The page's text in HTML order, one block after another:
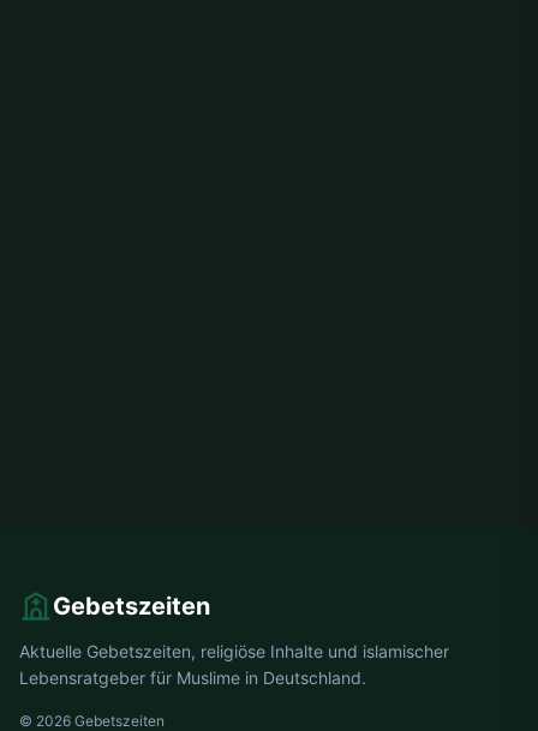
Gebetszeiten
Aktuelle Gebetszeiten, religiöse Inhalte und islamischer
Lebensratgeber für Muslime in Deutschland.
© 2026 Gebetszeiten